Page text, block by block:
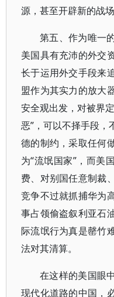
源，甚至开辟新的战
第五、作为唯一
美国具有充沛的外交
长于运用外交手段来
盟作为其实力的放大
安全观出发，对被界
恶”，可以不择手段，
德的制约，采取任何
为“流氓国家”，而
费、对别国任意制裁
竞争不过就抓捕华为
事占领偷盗叙利亚石
际流氓行为真是罄竹
法对其清算。
在这样的美国眼
现代化道路的中国，